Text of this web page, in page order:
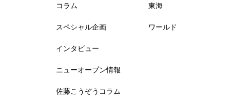
コラム
スペシャル企画
インタビュー
ニューオープン情報
佐藤こうぞうコラム
東海
ワールド